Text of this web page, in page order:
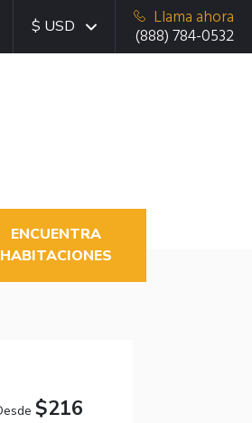
$ USD
Llama ahora
(888) 784-0532
ENCUENTRA
HABITACIONES
$216